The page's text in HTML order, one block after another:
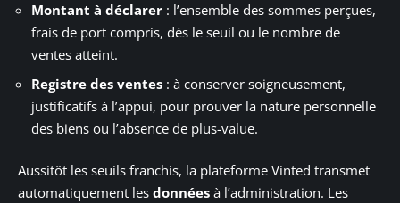
Montant à déclarer : l’ensemble des sommes perçues,
frais de port compris, dès le seuil ou le nombre de
ventes atteint.
Registre des ventes : à conserver soigneusement,
justificatifs à l’appui, pour prouver la nature personnelle
des biens ou l’absence de plus-value.
Aussitôt les seuils franchis, la plateforme Vinted transmet
automatiquement les données à l’administration. Les